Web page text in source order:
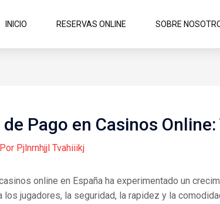
INICIO RESERVAS ONLINE SOBRE
Pago en Casinos
Pjlnrnhjjl Tvahiiikj
online en España ha experimentado un
los jugadores, la seguridad, la rapidez y la